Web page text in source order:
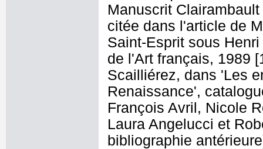
Manuscrit
citée dans l'article de
Saint-Esprit sous
de l'Art français, 1989
Scailliérez, dans 'Les
Renaissance',
François Avril, Nicole
Laura Angelucci et
bibliographie